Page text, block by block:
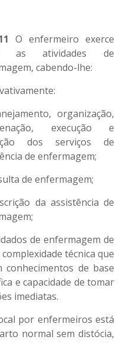
O enfermeiro exerce
as atividades de
cabendo-lhe:
organização,
execução e
dos serviços de
de enfermagem;
de enfermagem;
da assistência de
de enfermagem de
técnica que
conhecimentos de base
e capacidade de tomar
imediatas.
por enfermeiros está
normal sem distócia,